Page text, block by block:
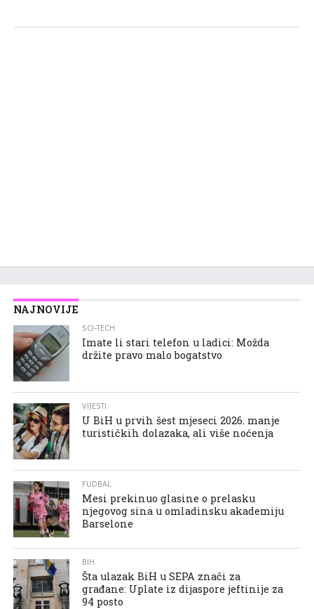
NAJNOVIJE
SCI-TECH
Imate li stari telefon u ladici: Možda
držite pravo malo bogatstvo
VIJESTI
U BiH u prvih šest mjeseci 2026. manje
turističkih dolazaka, ali više noćenja
FUDBAL
Mesi prekinuo glasine o prelasku
njegovog sina u omladinsku akademiju
Barselone
BIH
Šta ulazak BiH u SEPA znači za
građane: Uplate iz dijaspore jeftinije za
94 posto